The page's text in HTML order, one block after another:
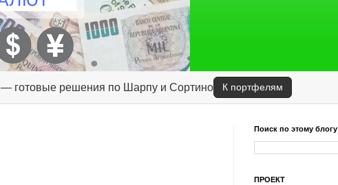
— готовые решения по Шарпу и Сортино К портфелям
Поиск по этому блогу
ПРОЕКТ